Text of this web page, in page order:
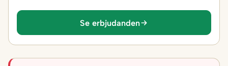
Se erbjudanden